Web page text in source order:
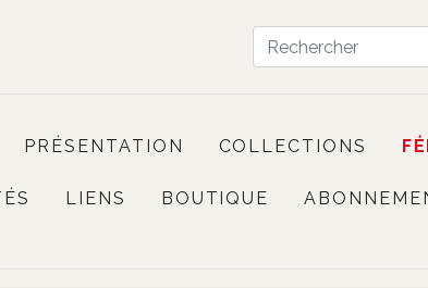
PRÉSENTATION COLLECTIONS
LIENS BOUTIQUE